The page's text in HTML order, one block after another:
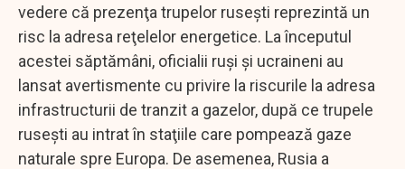
vedere că prezenţa trupelor ruseşti reprezintă un
risc la adresa reţelelor energetice. La începutul
acestei săptămâni, oficialii ruşi şi ucraineni au
lansat avertismente cu privire la riscurile la adresa
infrastructurii de tranzit a gazelor, după ce trupele
ruseşti au intrat în staţiile care pompează gaze
naturale spre Europa. De asemenea, Rusia a